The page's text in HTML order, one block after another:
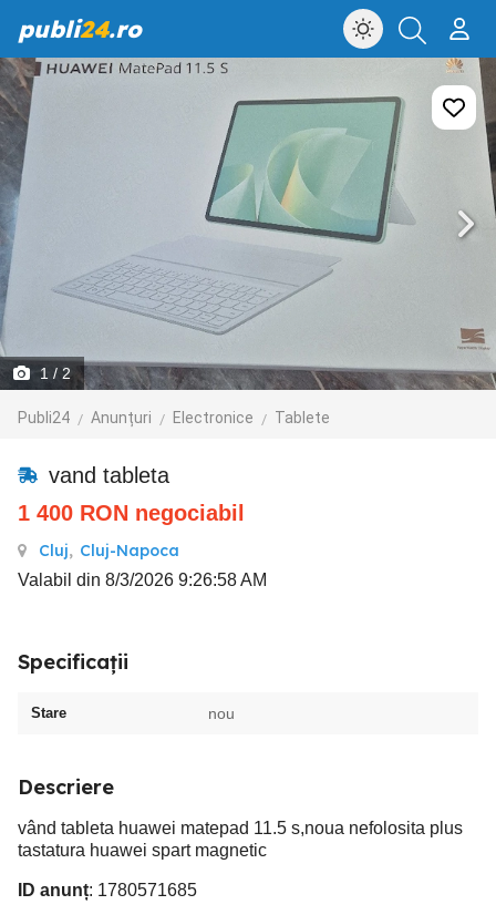
publi24.ro
1 / 2
Publi24 Anunțuri Electronice Tablete
vand tableta
1 400 RON negociabil
Cluj, Cluj-Napoca
Valabil din 8/3/2026 9:26:58 AM
Specificații
Stare nou
Descriere
vând tableta huawei matepad 11.5 s,noua nefolosita plus
tastatura huawei spart magnetic
ID anunț: 1780571685